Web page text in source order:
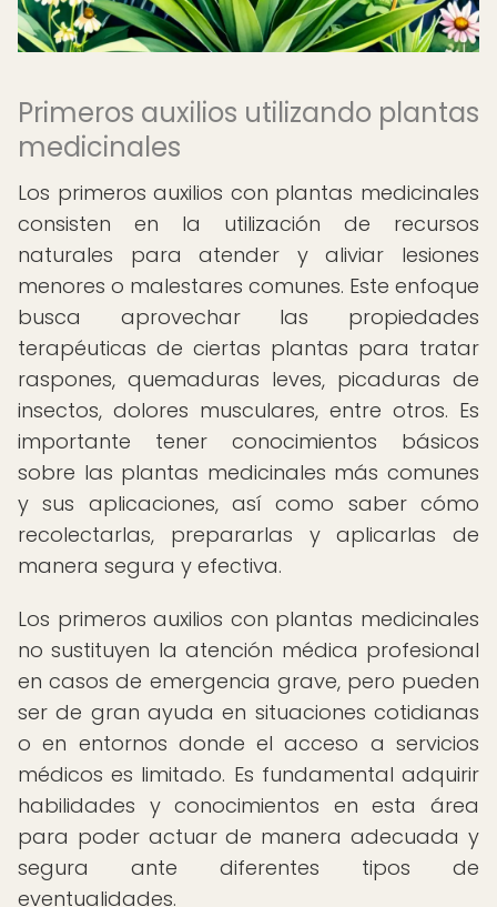
Primeros auxilios utilizando plantas
medicinales
Los primeros auxilios con plantas medicinales
consisten en la utilización de recursos
naturales para atender y aliviar lesiones
menores o malestares comunes. Este enfoque
busca aprovechar las propiedades
terapéuticas de ciertas plantas para tratar
raspones, quemaduras leves, picaduras de
insectos, dolores musculares, entre otros. Es
importante tener conocimientos básicos
sobre las plantas medicinales más comunes
y sus aplicaciones, así como saber cómo
recolectarlas, prepararlas y aplicarlas de
manera segura y efectiva.
Los primeros auxilios con plantas medicinales
no sustituyen la atención médica profesional
en casos de emergencia grave, pero pueden
ser de gran ayuda en situaciones cotidianas
o en entornos donde el acceso a servicios
médicos es limitado. Es fundamental adquirir
habilidades y conocimientos en esta área
para poder actuar de manera adecuada y
segura ante diferentes tipos de
eventualidades.